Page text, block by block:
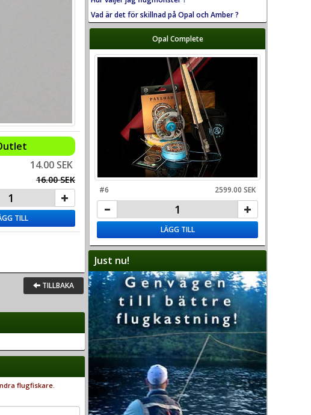
14.00 SEK
16.00 SEK
TILL
TILLBAKA
flugfiskare.
Vad är det för skillnad på Opal och Amber ?
Opal Complete
#6 2599.00 SEK
LÄGG TILL
Just nu!